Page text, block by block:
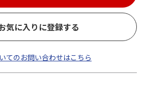
気に入りに登録する
てのお問い合わせはこちら